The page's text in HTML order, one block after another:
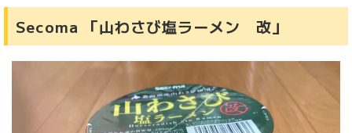
Secoma 「山わさび塩ラーメン 改」